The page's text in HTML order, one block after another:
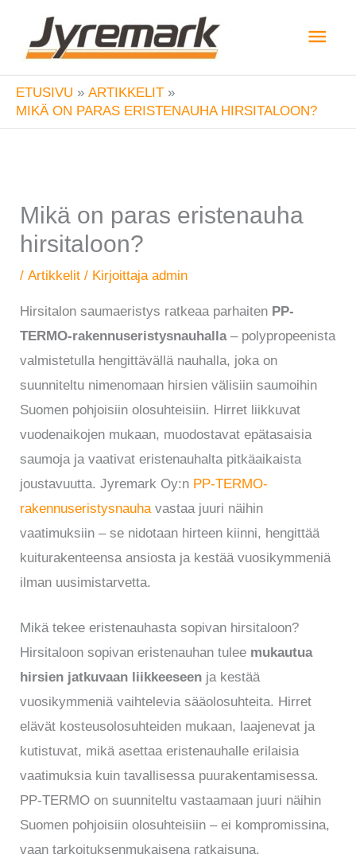
sisältöön
ETUSIVU
ARTIKKELIT
MIKÄ ON PARAS ERISTENAUHA HIRSITALOON?
Mikä on paras eristenauha
hirsitaloon?
/Artikkelit / Kirjoittajaadmin
Hirsitalon saumaeristys ratkeaa parhaiten PP-
TERMO-rakennuseristysnauhalla– polypropeenista
valmistetulla hengittävällä nauhalla, joka on
suunniteltu nimenomaan hirsien välisiin saumoihin
Suomen pohjoisiin olosuhteisiin. Hirret liikkuvat
vuodenaikojen mukaan, muodostavat epätasaisia
saumoja ja vaativat eristenauhalta pitkäaikaista
joustavuutta. Jyremark Oy:n PP-TERMO-
rakennuseristysnauha vastaa juuri näihin
vaatimuksiin – se nidotaan hirteen kiinni, hengittää
kuiturakenteensa ansiosta ja kestää vuosikymmeniä
ilman uusimistarvetta.
Mikä tekee eristenauhasta sopivan hirsitaloon?
Hirsitaloon sopivan eristenauhan tulee mukautua
hirsien jatkuvaan liikkeeseen ja kestää
vuosikymmeniä vaihtelevia sääolosuhteita. Hirret
elävät kosteusolosuhteiden mukaan, laajenevat ja
kutistuvat, mikä asettaa eristenauhalle erilaisia
vaatimuksia kuin tavallisessa puurakentamisessa.
PP-TERMO on suunniteltu vastaamaan juuri näihin
Suomen pohjoisiin olosuhteisiin – ei kompromissina,
vaan tarkoituksenmukaisena ratkaisuna.